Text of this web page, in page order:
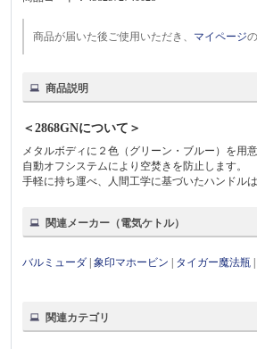
商品が届いた後ご使用いただき、 マイページ
商品説明
＜2868GNについて＞
メタルボディに２色（グリーン・ブルー）を用意
自動オフシステムにより空焚きを防止します。
手軽に持ち運べ、人間工学に基づいたハンドル
関連メーカー（電気ケトル）
バルミューダ |象印マホービン タイガー魔法瓶
関連カテゴリ